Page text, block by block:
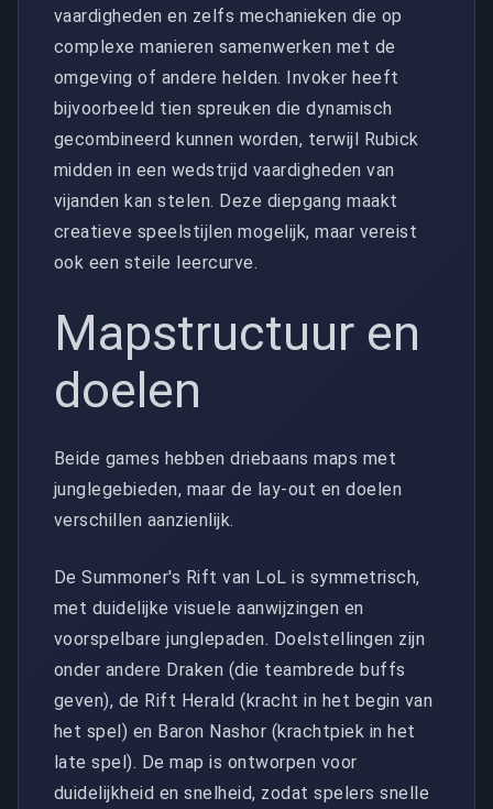
vaardigheden en zelfs mechanieken die op
complexe manieren samenwerken met de
omgeving of andere helden. Invoker heeft
bijvoorbeeld tien spreuken die dynamisch
gecombineerd kunnen worden, terwijl Rubick
midden in een wedstrijd vaardigheden van
vijanden kan stelen. Deze diepgang maakt
creatieve speelstijlen mogelijk, maar vereist
ook een steile leercurve.
Mapstructuur en
doelen
Beide games hebben driebaans maps met
junglegebieden, maar de lay-out en doelen
verschillen aanzienlijk.
De Summoner's Rift van LoL is symmetrisch,
met duidelijke visuele aanwijzingen en
voorspelbare junglepaden. Doelstellingen zijn
onder andere Draken (die teambrede buffs
geven), de Rift Herald (kracht in het begin van
het spel) en Baron Nashor (krachtpiek in het
late spel). De map is ontworpen voor
duidelijkheid en snelheid, zodat spelers snelle